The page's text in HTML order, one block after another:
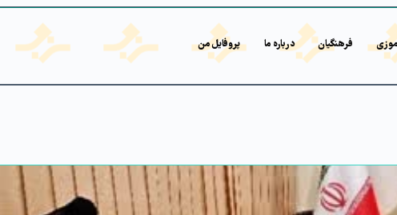
فرهنگیان درباره ما پروفایل من